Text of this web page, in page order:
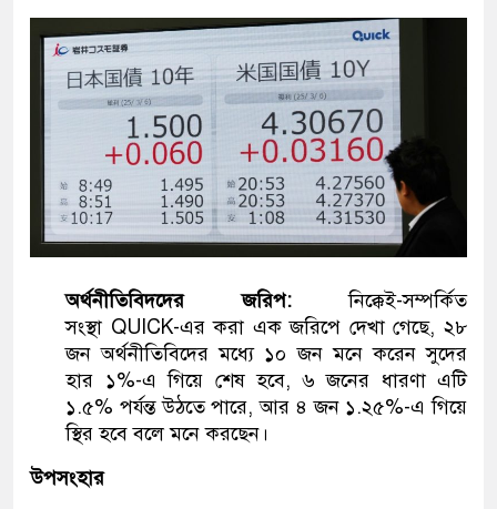
অর্থনীতিবিদদের জরিপ:নিক্কেই-সম্পর্কিত
সংস্থা QUICK-এর করা এক জরিপে দেখা গেছে, ২৮
জন অর্থনীতিবিদের মধ্যে ১০ জন মনে করেন সুদের
হার ১%-এ গিয়ে শেষ হবে, ৬ জনের ধারণা এটি
১.৫% পর্যন্ত উঠতে পারে, আর ৪ জন ১.২৫%-এ গিয়ে
স্থির হবে বলে মনে করছেন।
উপসংহার